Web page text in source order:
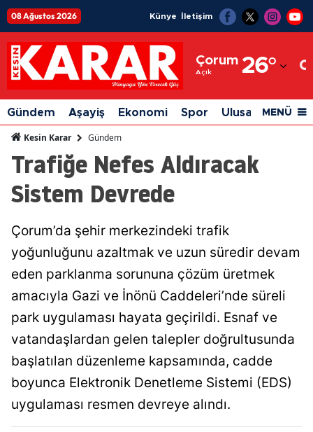
08 Ağustos 2026 Künye İletişim
Çorum
Açık 26°
Adıyaman
Afyonkarahisar
Ağrı
Amasya
Aydın
Balıkesir
Bingöl
Bitlis
Gündem Aşayiş Ekonomi Spor Ulusal Siyaset
MENÜ
Kesin Karar Gündem
Trafiğe Nefes Aldıracak
Sistem Devrede
Çorum’da şehir merkezindeki trafik
yoğunluğunu azaltmak ve uzun süredir devam
eden parklanma sorununa çözüm üretmek
amacıyla Gazi ve İnönü Caddeleri’nde süreli
park uygulaması hayata geçirildi. Esnaf ve
vatandaşlardan gelen talepler doğrultusunda
başlatılan düzenleme kapsamında, cadde
boyunca Elektronik Denetleme Sistemi (EDS)
uygulaması resmen devreye alındı.